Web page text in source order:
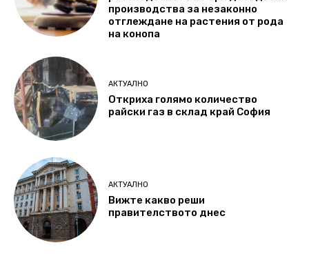
производства за незаконно
отглеждане на растения от рода
на конопа
АКТУАЛНО
Откриха голямо количество
райски газ в склад край София
АКТУАЛНО
Вижте какво реши
правителството днес